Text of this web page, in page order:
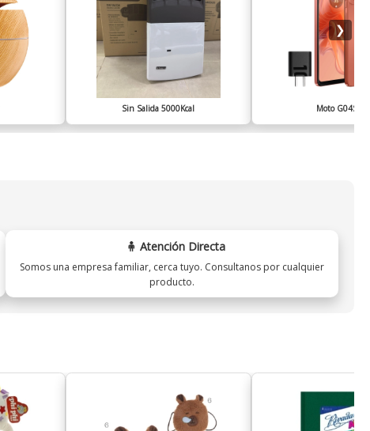
Sin Salida 5000Kcal Moto G04S
❯
🧍 Atención Directa
Somos una empresa familiar, cerca tuyo. Consultanos por cualquier
producto.